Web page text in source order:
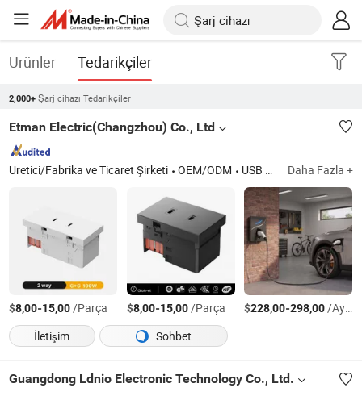
Ürünler Tedarikçiler
2,000+ Şarj cihazı Tedarikçiler
Etman Electric(Changzhou) Co., Ltd
Üretici/Fabrika ve Ticaret Şirketi OEM/ODM USB Priz, Güç Modülü, Perilex Fiş, Elektrikli Ocak Fişi, Dcl Priz, Lamba Prizi, Güç Fişi, LED Işık Aksesuarı, Duvar Kutusu Aksesuarı, Elektrik Kabloları Daha Fazla +
$8,00-15,00/Parça $8,00-15,00/Parça $228,00-298,00/Ayarla
İletişim
Sohbet
Guangdong Ldnio Electronic Technology Co., Ltd.